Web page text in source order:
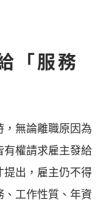
「服務
無論離職原因為
有權請求雇主發給
提出，雇主仍不得
工作性質、年資